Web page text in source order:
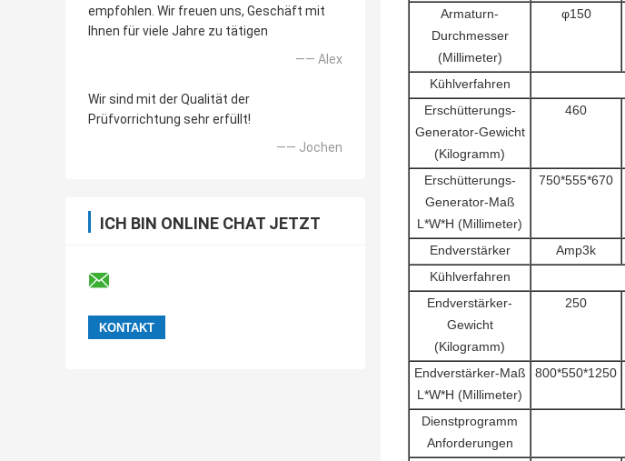
empfohlen. Wir freuen uns, Geschäft mit
Ihnen für viele Jahre zu tätigen
—— Alex
Wir sind mit der Qualität der
Prüfvorrichtung sehr erfüllt!
—— Jochen
ICH BIN ONLINE CHAT JETZT
Armaturn-
Durchmesser
(Millimeter)
φ150
Kühlverfahren
Erschütterungs-
Generator-Gewicht
(Kilogramm)
460
Erschütterungs-
Generator-Maß
L*W*H (Millimeter)
750*555*670
Endverstärker Amp3k
Kühlverfahren
Endverstärker-
Gewicht
(Kilogramm)
250
Endverstärker-Maß
L*W*H (Millimeter)
800*550*1250
Dienstprogramm
Anforderungen